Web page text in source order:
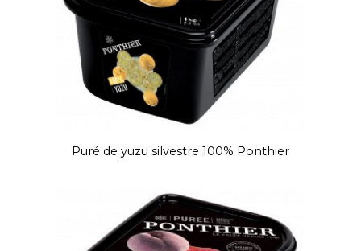
Puré de yuzu silvestre 100% Ponthier